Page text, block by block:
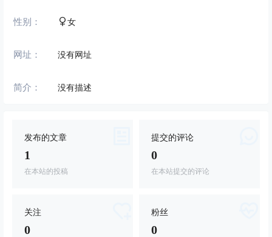
性别： 女
网址： 没有网址
简介： 没有描述
发布的文章
1
在本站的投稿
提交的评论
0
在本站提交的评论
关注
0
粉丝
0